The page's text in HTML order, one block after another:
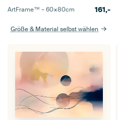
ArtFrame™ –60×80cm 161,-
Größe & Material selbst wählen